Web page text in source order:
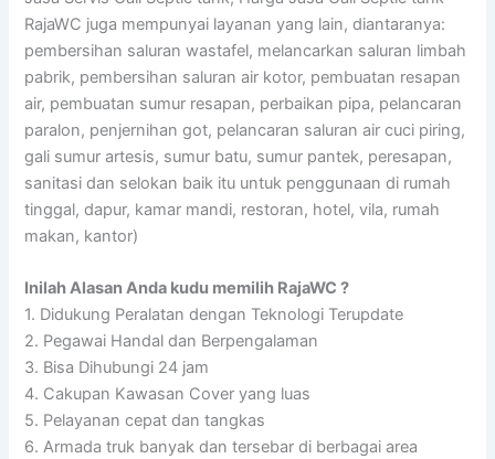
RajaWC juga mempunyai layanan yang lain, diantaranya:
pembersihan saluran wastafel, melancarkan saluran limbah
pabrik, pembersihan saluran air kotor, pembuatan resapan
air, pembuatan sumur resapan, perbaikan pipa, pelancaran
paralon, penjernihan got, pelancaran saluran air cuci piring,
gali sumur artesis, sumur batu, sumur pantek, peresapan,
sanitasi dan selokan baik itu untuk penggunaan di rumah
tinggal, dapur, kamar mandi, restoran, hotel, vila, rumah
makan, kantor)
Inilah Alasan Anda kudu memilih RajaWC ?
1. Didukung Peralatan dengan Teknologi Terupdate
2. Pegawai Handal dan Berpengalaman
3. Bisa Dihubungi 24 jam
4. Cakupan Kawasan Cover yang luas
5. Pelayanan cepat dan tangkas
6. Armada truk banyak dan tersebar di berbagai area